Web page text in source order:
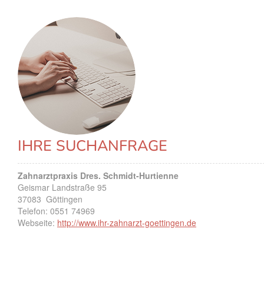
IHRE SUCHANFRAGE
Zahnarztpraxis Dres. Schmidt-Hurtienne
Geismar Landstraße 95
37083 Göttingen
Telefon: 0551 74969
Webseite: http://www.ihr-zahnarzt-goettingen.de